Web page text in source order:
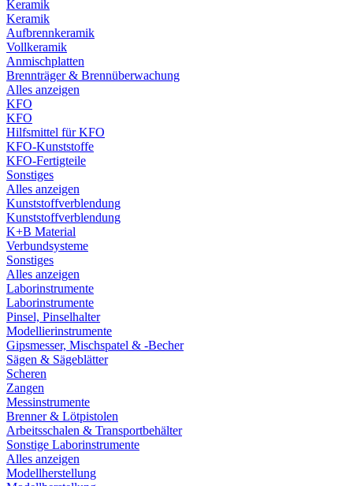
Keramik
Keramik
Aufbrennkeramik
Vollkeramik
Anmischplatten
Brennträger & Brennüberwachung
Alles anzeigen
KFO
KFO
Hilfsmittel für KFO
KFO-Kunststoffe
KFO-Fertigteile
Sonstiges
Alles anzeigen
Kunststoffverblendung
Kunststoffverblendung
K+B Material
Verbundsysteme
Sonstiges
Alles anzeigen
Laborinstrumente
Laborinstrumente
Pinsel, Pinselhalter
Modellierinstrumente
Gipsmesser, Mischspatel & -Becher
Sägen & Sägeblätter
Scheren
Zangen
Messinstrumente
Brenner & Lötpistolen
Arbeitsschalen & Transportbehälter
Sonstige Laborinstrumente
Alles anzeigen
Modellherstellung